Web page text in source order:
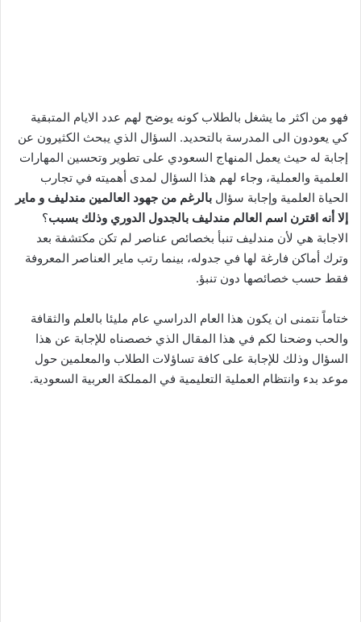
فهو من اكثر ما يشغل بالطلاب كونه يوضح لهم عدد الايام المتبقية
كي يعودون الى المدرسة بالتحديد. السؤال الذي يبحث الكثيرون عن
إجابة له حيث يعمل المنهاج السعودي على تطوير وتحسين المهارات
العلمية والعملية، وجاء لهم هذا السؤال لمدى أهميته في تجارب
الحياة العلمية وإجابة سؤال بالرغم من جهود العالمين مندليف و ماير
إلا أنه اقترن اسم العالم مندليف بالجدول الدوري وذلك بسبب؟
الاجابة هي لأن مندليف تنبأ بخصائص عناصر لم تكن مكتشفة بعد
وترك أماكن فارغة لها في جدوله، بينما رتب ماير العناصر المعروفة
فقط حسب خصائصها دون تنبؤ.
ختاماً نتمنى ان يكون هذا العام الدراسي عام مليئا بالعلم والثقافة
والحب وضحنا لكم في هذا المقال الذي خصصناه للإجابة عن هذا
السؤال وذلك للإجابة على كافة تساؤلات الطلاب والمعلمين حول
موعد بدء وانتظام العملية التعليمية في المملكة العربية السعودية.